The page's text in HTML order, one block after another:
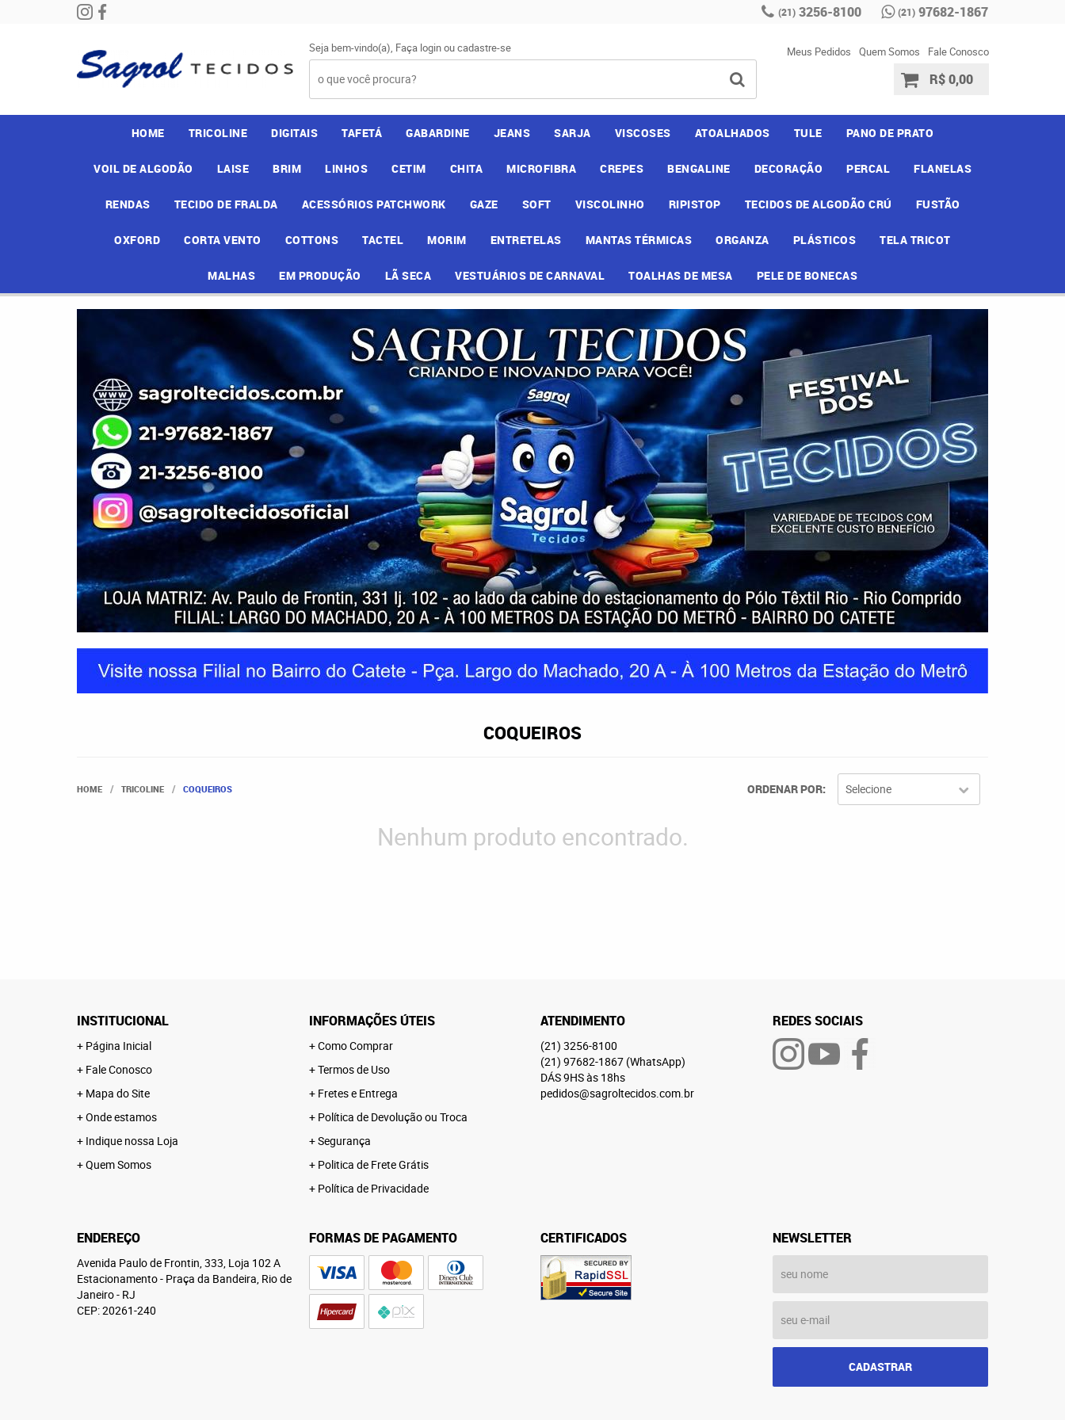
(21) 3256-8100 (21) 97682-1867
Seja bem-vindo(a), Faça loginoucadastre-se Meus Pedidos Quem Somos Fale Conosco
R$ 0,00
HOME TRICOLINE DIGITAIS TAFETÁ GABARDINE JEANS SARJA VISCOSES ATOALHADOS TULE PANO DE PRATO
VOIL DE ALGODÃO LAISE BRIM LINHOS CETIM CHITA MICROFIBRA CREPES BENGALINE DECORAÇÃO PERCAL FLANELAS
RENDAS TECIDO DE FRALDA ACESSÓRIOS PATCHWORK GAZE SOFT VISCOLINHO RIPISTOP TECIDOS DE ALGODÃO CRÚ FUSTÃO
OXFORD CORTA VENTO COTTONS TACTEL MORIM ENTRETELAS MANTAS TÉRMICAS ORGANZA PLÁSTICOS TELA TRICOT
MALHAS EM PRODUÇÃO LÃ SECA VESTUÁRIOS DE CARNAVAL TOALHAS DE MESA PELE DE BONECAS
COQUEIROS
HOME TRICOLINE COQUEIROS ORDENAR POR Selecione
Nenhum produto encontrado.
INSTITUCIONAL
Página Inicial
Fale Conosco
Mapa do Site
Onde estamos
Indique nossa Loja
Quem Somos
INFORMAÇÕES ÚTEIS
Como Comprar
Termos de Uso
Fretes e Entrega
Política de Devolução ou Troca
Segurança
Politica de Frete Grátis
Política de Privacidade
ATENDIMENTO
(21) 3256-8100
(21) 97682-1867 (WhatsApp)
DÁS 9HS às 18hs
pedidos@sagroltecidos.com.br
REDES SOCIAIS
ENDEREÇO
Avenida Paulo de Frontin, 333, Loja 102 A
Estacionamento- Praça da Bandeira, Rio de
Janeiro- RJ
CEP: 20261-240
FORMAS DE PAGAMENTO CERTIFICADOS NEWSLETTER
CADASTRAR